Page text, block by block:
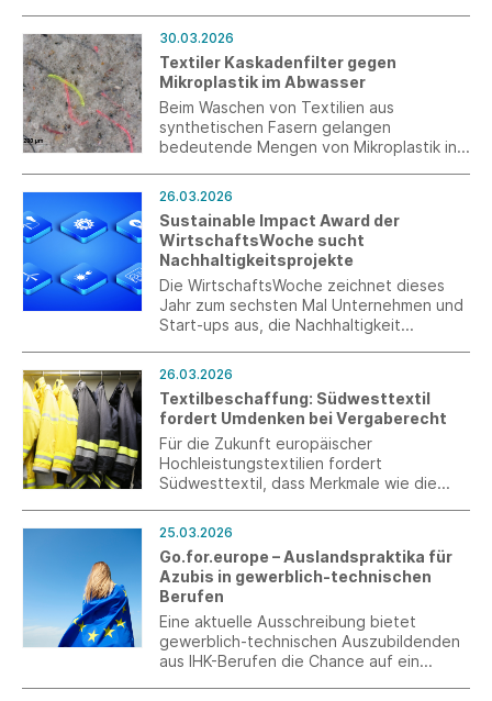
30.03.2026
Textiler Kaskadenfilter gegen
Mikroplastik im Abwasser
Beim Waschen von Textilien aus
synthetischen Fasern gelangen
bedeutende Mengen von Mikroplastik ins
Textil- und Faserforschung Denkendorf
haben dafür einen textilbasierten
Kaskadenfilter entwickelt.
26.03.2026
Sustainable Impact Award der
WirtschaftsWoche sucht
Nachhaltigkeitsprojekte
Die WirtschaftsWoche zeichnet dieses
Jahr zum sechsten Mal Unternehmen und
Start-ups aus, die Nachhaltigkeit
Sustainable Impact Award richtet sich
gezielt auch an kleine und mittlere
Unternehmen in Deutschland und würdigt
Best Practices in den Bereichen Umwelt,
Soziales und verantwortungsvolle
Unternehmensführung.
26.03.2026
Textilbeschaffung: Südwesttextil
fordert Umdenken bei Vergaberecht
Für die Zukunft europäischer
Hochleistungstextilien fordert
Südwesttextil, dass Merkmale wie die
öffentlichen Aufträgen berücksichtigt
werden.
25.03.2026
Go.for.europe – Auslandspraktika für
Azubis in gewerblich-technischen
Berufen
Eine aktuelle Ausschreibung bietet
gewerblich-technischen Auszubildenden
aus IHK-Berufen die Chance auf ein